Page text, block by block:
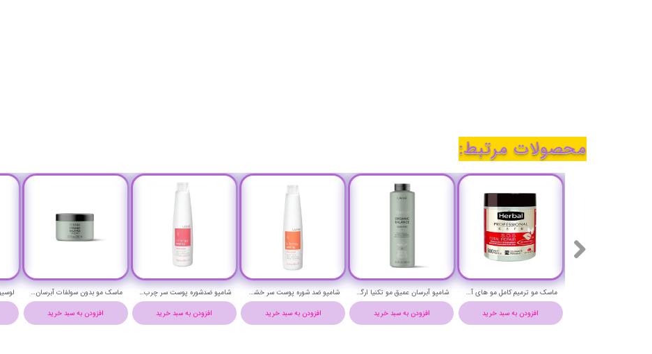
ماسک مو بدون سولفات آبرسان عمیق مو ارگانیک بالانس تکنیا لاکمه - Lakme Teknia Organic Balance Hair mask
افزودن به سبد خرید
شامپو ضدشوره پوست سر چرب لاکمه حجم 300 میلی لیتر - Lakme k.therapy peeling Shampoo
افزودن به سبد خرید
شامپو ضد شوره پوست سر خشک لاکمه حجم 300 میلی لیتر - Lakme k.therapy peeling Shampoo
افزودن به سبد خرید
شامپو آبرسان عمیق مو تکنیا ارگانیک بالانس لاکمه حجم 1000 میلی لیتر - Lakme Teknia Organic Balance Shampoo 1000 ml
افزودن به سبد خرید
ماسک مو ترمیم کامل مو های آسیب دیده هربال حجم 500 میلی لیتر - Herbal S.O.S TOTAL REPAIR Hair Mask 500 ml
افزودن به سبد خرید
محصولات مرتبط: